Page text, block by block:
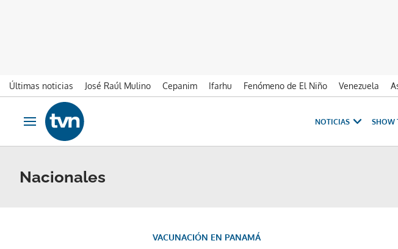
Últimas noticias José Raúl Mulino Cepanim Ifarhu Fenómeno de El Niño Venezuela
Ir al contenido
Obrir navegació
NOTICIAS SHOW
Nacionales
VACUNACIÓN EN PANAMÁ